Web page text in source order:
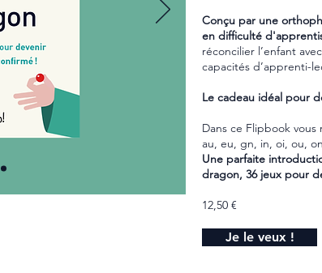
Conçu par une
en difficulté
réconcilier l’enfant
capacités d’apprenti-
Le cadeau idéal pour
Dans ce Flipbook vous
au, eu, gn, in, oi, ou, on
Une parfaite
dragon, 36 jeux pour
12,50 €
Je le veux !